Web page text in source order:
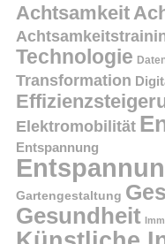
Achtsamkeit
Technologie
Transformation
Elektromobilität
Entspannung
Gartengestaltung
Gesundheit